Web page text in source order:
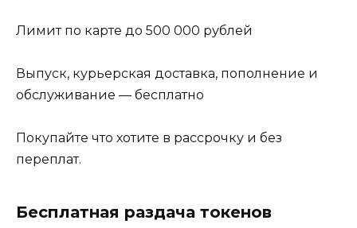
Лимит по карте до 500 000 рублей
Выпуск, курьерская доставка, пополнение и
обслуживание — бесплатно
Покупайте что хотите в рассрочку и без
переплат.
Бесплатная раздача токенов